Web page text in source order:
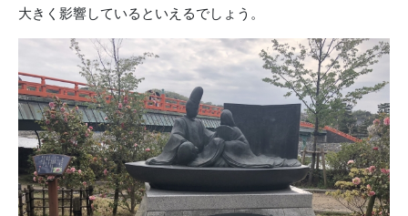
大きく影響しているといえるでしょう。